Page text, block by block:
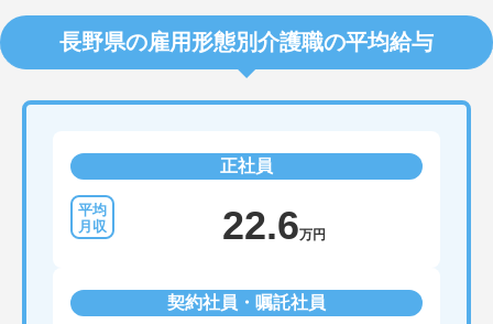
長野県の雇用形態別介護職の平均給与
正社員
22.6万円
契約社員・嘱託社員